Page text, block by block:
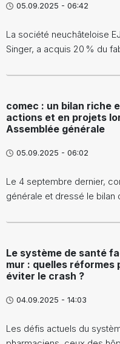
05.09.2025 - 06:42
La société neuchâteloise
Singer, a acquis 20 % du
comec : un bilan riche
actions et en projets
Assemblée générale
05.09.2025 - 06:02
Le 4 septembre dernier,
générale et dressé le bilan
Le système de santé
mur : quelles réformes
éviter le crash ?
04.09.2025 - 14:03
Les défis actuels du